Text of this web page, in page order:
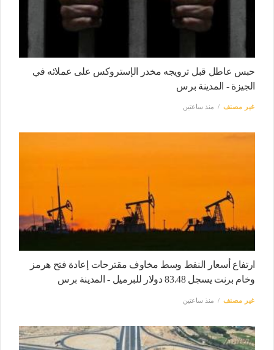
حبس عاطل قبل ترويجه مخدر الإستروكس على عملائه في
الجيزة - المدينة برس
غير مصنف منذ ساعتين
ارتفاع أسعار النفط وسط مخاوف مقترحات إعادة فتح هرمز
وخام برنت يسجل 83.48 دولار للبرميل - المدينة برس
غير مصنف منذ ساعتين